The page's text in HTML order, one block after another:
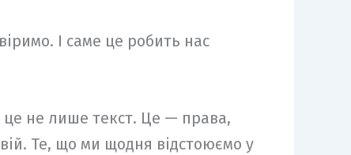
І саме це робить нас
це не лише текст. Це — права,
Те, що ми щодня відстоюємо у